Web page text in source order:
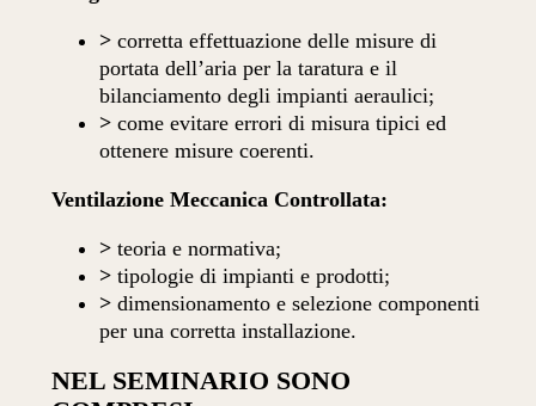
> corretta effettuazione delle misure di
portata dell’aria per la taratura e il
bilanciamento degli impianti aeraulici;
> come evitare errori di misura tipici ed
ottenere misure coerenti.
Ventilazione Meccanica Controllata:
> teoria e normativa;
> tipologie di impianti e prodotti;
> dimensionamento e selezione componenti
per una corretta installazione.
NEL SEMINARIO SONO